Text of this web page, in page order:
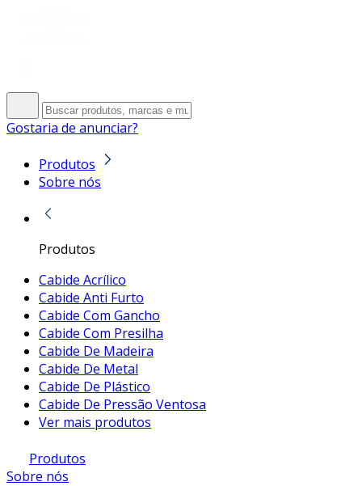
Gostaria de anunciar?
Produtos
Sobre nós
Produtos
Cabide Acrílico
Cabide Anti Furto
Cabide Com Gancho
Cabide Com Presilha
Cabide De Madeira
Cabide De Metal
Cabide De Plástico
Cabide De Pressão Ventosa
Ver mais produtos
Produtos
Sobre nós